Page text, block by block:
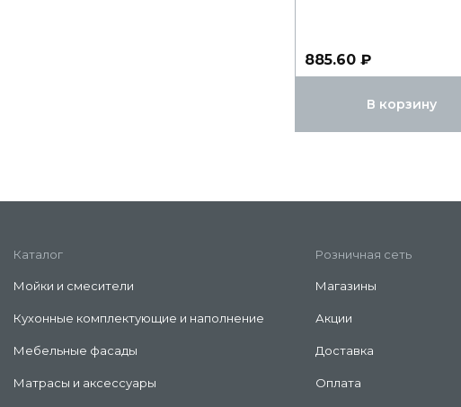
885.60 ₽
В корзину
Каталог
Мойки и смесители
Кухонные комплектующие и наполнение
Мебельные фасады
Матрасы и аксессуары
Розничная сеть
Магазины
Акции
Доставка
Оплата